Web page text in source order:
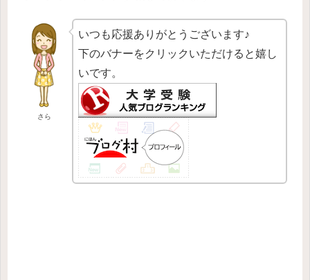
さら
いつも応援ありがとうございます♪
下のバナーをクリックいただけると嬉し
いです。